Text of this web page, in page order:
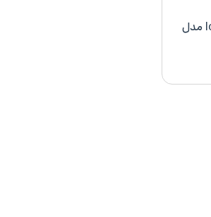
فیگور سنجاب کارتون Ice Age مدل